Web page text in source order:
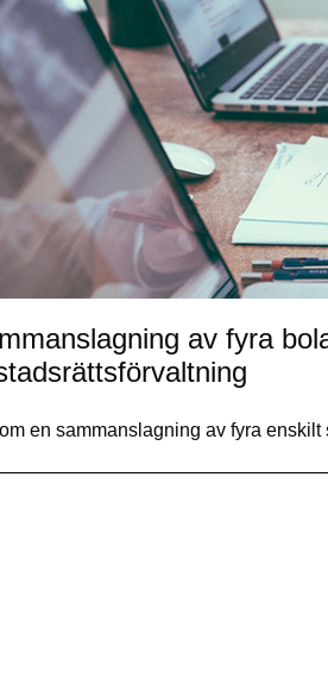
av fyra
en sammanslagning av fyra